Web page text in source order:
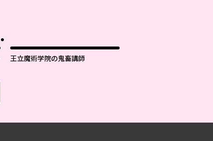
王立魔術学院の鬼畜講師